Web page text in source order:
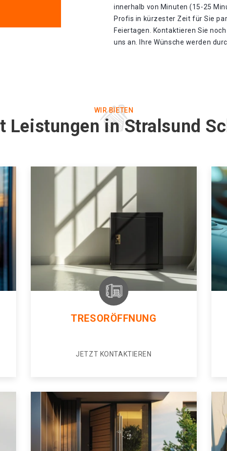
innerhalb von Minuten (15-25
Profis in kürzester Zeit für Sie
Feiertagen. Kontaktieren Sie
uns an. Ihre Wünsche werden
WIR BIETEN
Leistungen in Stralsund
TRESORÖFFNUNG
JETZT KONTAKTIEREN